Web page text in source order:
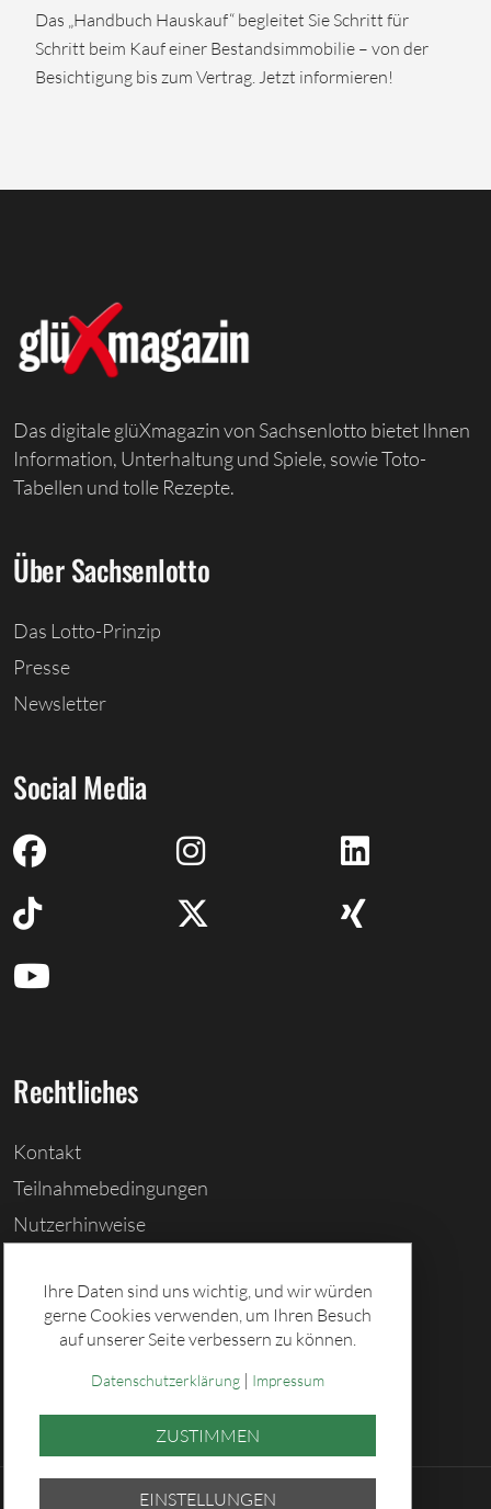
Das „Handbuch Hauskauf“ begleitet Sie Schritt für
Schritt beim Kauf einer Bestandsimmobilie – von der
Besichtigung bis zum Vertrag. Jetzt informieren!
Das digitale glüXmagazin von Sachsenlotto bietet Ihnen
Information, Unterhaltung und Spiele, sowie Toto-
Tabellen und tolle Rezepte.
Über Sachsenlotto
Das Lotto-Prinzip
Presse
Newsletter
Social Media
Rechtliches
Kontakt
Teilnahmebedingungen
Nutzerhinweise
Cookies löschen
Datenschutz
Ihre Daten sind uns wichtig, und wir würden
gerne Cookies verwenden, um Ihren Besuch
auf unserer Seite verbessern zu können.
Datenschutzerklärung| Impressum
ZUSTIMMEN
EINSTELLUNGEN